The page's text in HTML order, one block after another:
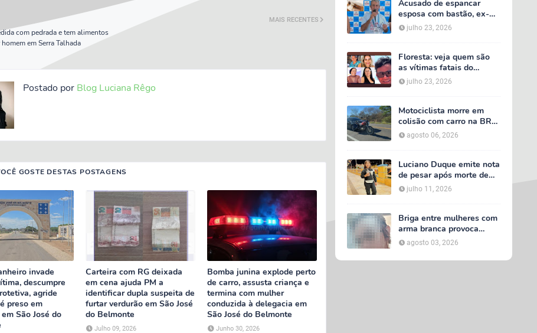
MAIS RECENTES
com pedrada e tem alimentos
em Serra Talhada
Postado por Blog Luciana Rêgo
GOSTE DESTAS POSTAGENS
invade
descumpre
agride
preso em
São José do
Carteira com RG deixada
em cena ajuda PM a
identificar dupla suspeita de
furtar verdurão em São José
do Belmonte
Julho 09, 2026
Bomba junina explode perto
de carro, assusta criança e
termina com mulher
conduzida à delegacia em
São José do Belmonte
Junho 30, 2026
Acusado de espancar
esposa com bastão, ex-
secretário de Calumbi
será julgado por tentativa
julho 23, 2026
Floresta: veja quem são
as vítimas fatais do
acidente entre van do TFD
e caminhão na PE-360
julho 23, 2026
Motociclista morre em
colisão com carro na BR-
232, em Serra Talhada
agosto 06, 2026
Luciano Duque emite nota
de pesar após morte de
Maria Valentina; Márcia
Conrado decreta luto
Serra Talhada
julho 11, 2026
Briga entre mulheres com
arma branca provoca
tumulto em loja no bairro
AABB, em Serra Talhada
agosto 03, 2026